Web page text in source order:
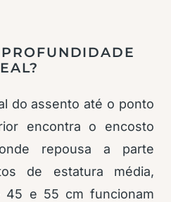
do assento até o ponto
encontra o encosto
onde repousa a parte
de estatura média,
45 e 55 cm funcionam